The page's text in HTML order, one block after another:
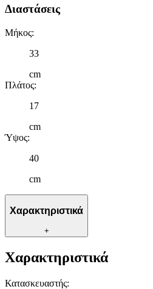
Διαστάσεις
Μήκος:
33
cm
Πλάτος:
17
cm
Ύψος:
40
cm
Χαρακτηριστικά
+
Χαρακτηριστικά
Κατασκευαστής: